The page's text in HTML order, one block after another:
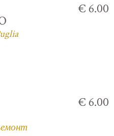
€ 6.00
€ 6.00